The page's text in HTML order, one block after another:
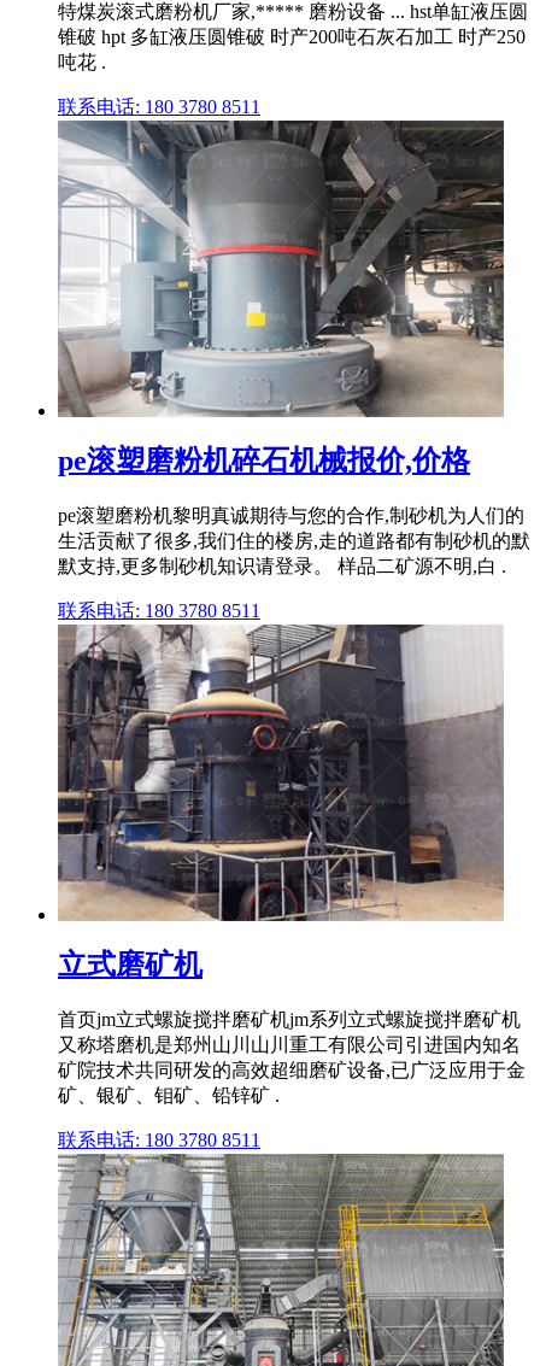
特煤炭滚式磨粉机厂家,***** 磨粉设备 ... hst单缸液压圆
锥破 hpt 多缸液压圆锥破 时产200吨石灰石加工 时产250
吨花 .
联系电话: 180 3780 8511
pe滚塑磨粉机碎石机械报价,价格
pe滚塑磨粉机黎明真诚期待与您的合作,制砂机为人们的
生活贡献了很多,我们住的楼房,走的道路都有制砂机的默
默支持,更多制砂机知识请登录。 样品二矿源不明,白 .
联系电话: 180 3780 8511
立式磨矿机
首页jm立式螺旋搅拌磨矿机jm系列立式螺旋搅拌磨矿机
又称塔磨机是郑州山川山川重工有限公司引进国内知名
矿院技术共同研发的高效超细磨矿设备,已广泛应用于金
矿、银矿、钼矿、铅锌矿 .
联系电话: 180 3780 8511